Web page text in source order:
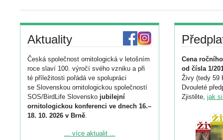
Aktuality
Česká společnost ornitologická v letošním
roce slaví 100. výročí svého vzniku a při
té příležitosti pořádá ve spolupráci
se Slovenskou ornitologickou společností
SOS/BirdLife Slovensko jubilejní
ornitologickou konferenci ve dnech 16.–
18. 10. 2026 v Brně.
Podrobnější informace ke konferenci
... více aktualit ...
Cena
od čísla 1/
Živy (tedy 59
Dvouleté
Zjistěte, jak